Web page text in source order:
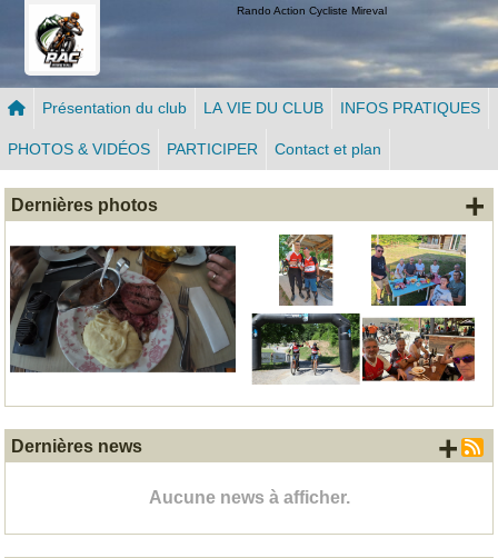
Rando Action Cycliste Mireval
Présentation du club LA VIE DU CLUB INFOS PRATIQUES
PHOTOS & VIDÉOS PARTICIPER Contact et plan
Dernières photos +
Dernières news
Aucune news à afficher.
+
Panneau de gestion des cookies